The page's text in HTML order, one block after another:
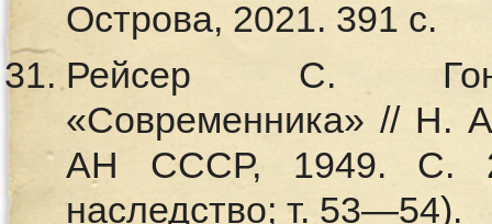
Острова, 2021. 391 с.
Рейсер С.
«Современника» // Н.
АН СССР, 1949. С.
наследство; т. 53—54).